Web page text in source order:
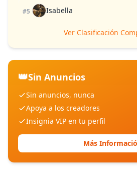
#5 Isabella
Ver Clasificación
👑Sin Anuncios
Sin anuncios, nunca
Apoya a los creadores
Insignia VIP en tu perfil
Más